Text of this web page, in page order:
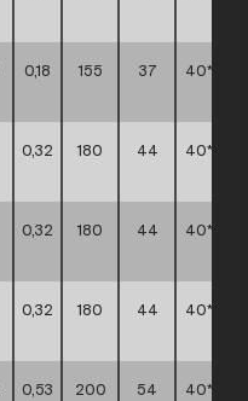
0,18 155 37
0,32 180 44
0,32 180 44
0,32 180 44
0,53 200 54